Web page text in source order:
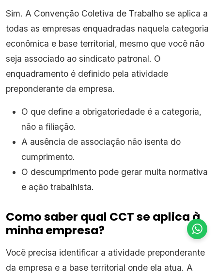
Sim. A Convenção Coletiva de Trabalho se aplica a
todas as empresas enquadradas naquela categoria
econômica e base territorial, mesmo que você não
seja associado ao sindicato patronal. O
enquadramento é definido pela atividade
preponderante da empresa.
O que define a obrigatoriedade é a categoria,
não a filiação.
A ausência de associação não isenta do
cumprimento.
O descumprimento pode gerar multa normativa
e ação trabalhista.
Como saber qual CCT se aplica à
minha empresa?
Você precisa identificar a atividade preponderante
da empresa e a base territorial onde ela atua. A